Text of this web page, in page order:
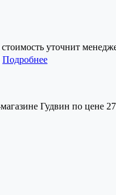
уточнит
Подробнее
Гудвин по цене